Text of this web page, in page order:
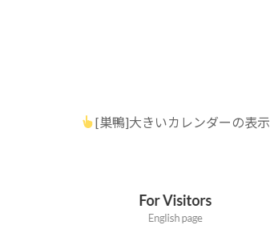
[巣鴨]大きいカレンダーの表示